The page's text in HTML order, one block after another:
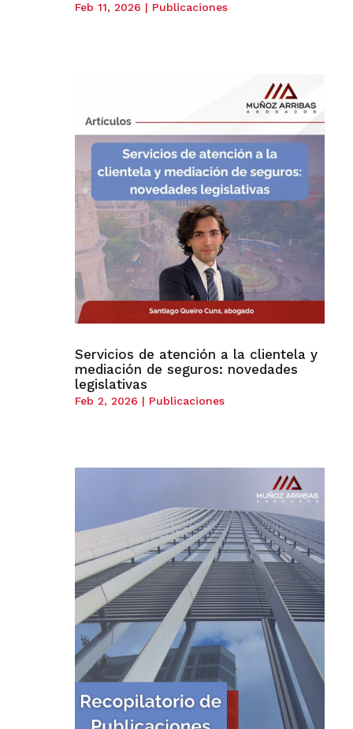
Feb 11, 2026 | Publicaciones
Servicios de atención a la clientela y
mediación de seguros: novedades
legislativas
Feb 2, 2026 | Publicaciones